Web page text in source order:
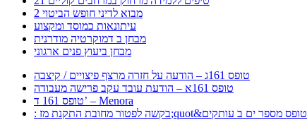
מבוא לדיני חופש הביטוי 2
עיתונאות כמוסד ומקצוע
מבחן ב דמוקרטיה מודרנית
מבחן ביעוץ פנים ארגוני
טופס 161ג – הודעה על חזרה מרצף פיצויים / קיצבה
טופס 161א – הודעת עובד עקב פרישה מעבודה
טופס 161 ד’ – Menora